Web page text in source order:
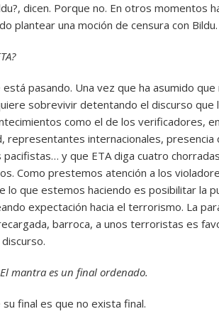
dicen. Porque no. En otros momentos
plantear una moción de censura con Bildu.
pasando. Una vez que ha asumido que
sobrevivir detentando el discurso que
como el de los verificadores,
representantes internacionales, presencia
y que ETA diga cuatro
Como prestemos atención a los
lo que estemos haciendo es posibilitar la
expectación hacia el terrorismo. La
barroca, a unos terroristas es
mantra es un final ordenado.
su final es que no exista final.